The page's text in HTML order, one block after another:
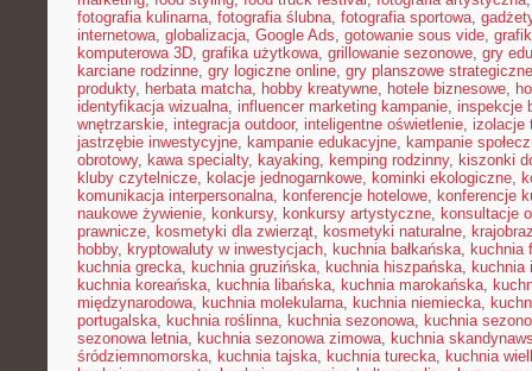
fotografia kulinarna, fotografia ślubna, fotografia sportowa,
internetowa, globalizacja, Google Ads, gotowanie sous vide,
komputerowa 3D, grafika użytkowa, grillowanie sezonowe, gry
karciane rodzinne, gry logiczne online, gry planszowe strategiczne
produkty, herbata matcha, hobby kreatywne, hotele biznesowe,
identyfikacja wizualna, influencer marketing kampanie, inspekcje
wnętrzarskie, integracja outdoor, inteligentne oświetlenie, izolacje
jastrzębie inwestycyjne, kampanie edukacyjne, kampanie
obrotowy, kawa specialty, kayaking, kemping rodzinny, kiszonki
kluby czytelnicze, kolacje jednogarnkowe, kominki ekologiczne,
komunikacja interpersonalna, konferencje hotelowe, konferencje
naukowe żywienie, konkursy, konkursy artystyczne, konsultacje
prawnicze, kosmetyki dla zwierząt, kosmetyki naturalne,
hobby, kryptowaluty w inwestycjach, kuchnia bałkańska, kuchnia
kuchnia grecka, kuchnia gruzińska, kuchnia hiszpańska, kuchnia
kuchnia koreańska, kuchnia libańska, kuchnia marokańska,
międzynarodowa, kuchnia molekularna, kuchnia niemiecka,
portugalska, kuchnia roślinna, kuchnia sezonowa, kuchnia
sezonowa letnia, kuchnia sezonowa zimowa, kuchnia
śródziemnomorska, kuchnia tajska, kuchnia turecka, kuchnia